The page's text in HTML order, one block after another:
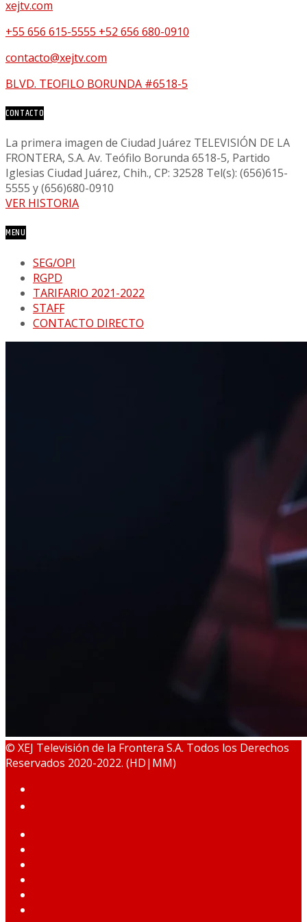
xejtv.com
+55 656 615-5555 +52 656 680-0910
contacto@xejtv.com
BLVD. TEOFILO BORUNDA #6518-5
CONTACTO
La primera imagen de Ciudad Juárez TELEVISIÓN DE LA
FRONTERA, S.A. Av. Teófilo Borunda 6518-5, Partido
Iglesias Ciudad Juárez, Chih., CP: 32528 Tel(s): (656)615-
5555 y (656)680-0910
VER HISTORIA
MENU
SEG/OPI
RGPD
TARIFARIO 2021-2022
STAFF
CONTACTO DIRECTO
© XEJ Televisión de la Frontera S.A. Todos los Derechos
Reservados 2020-2022. (HD|MM)